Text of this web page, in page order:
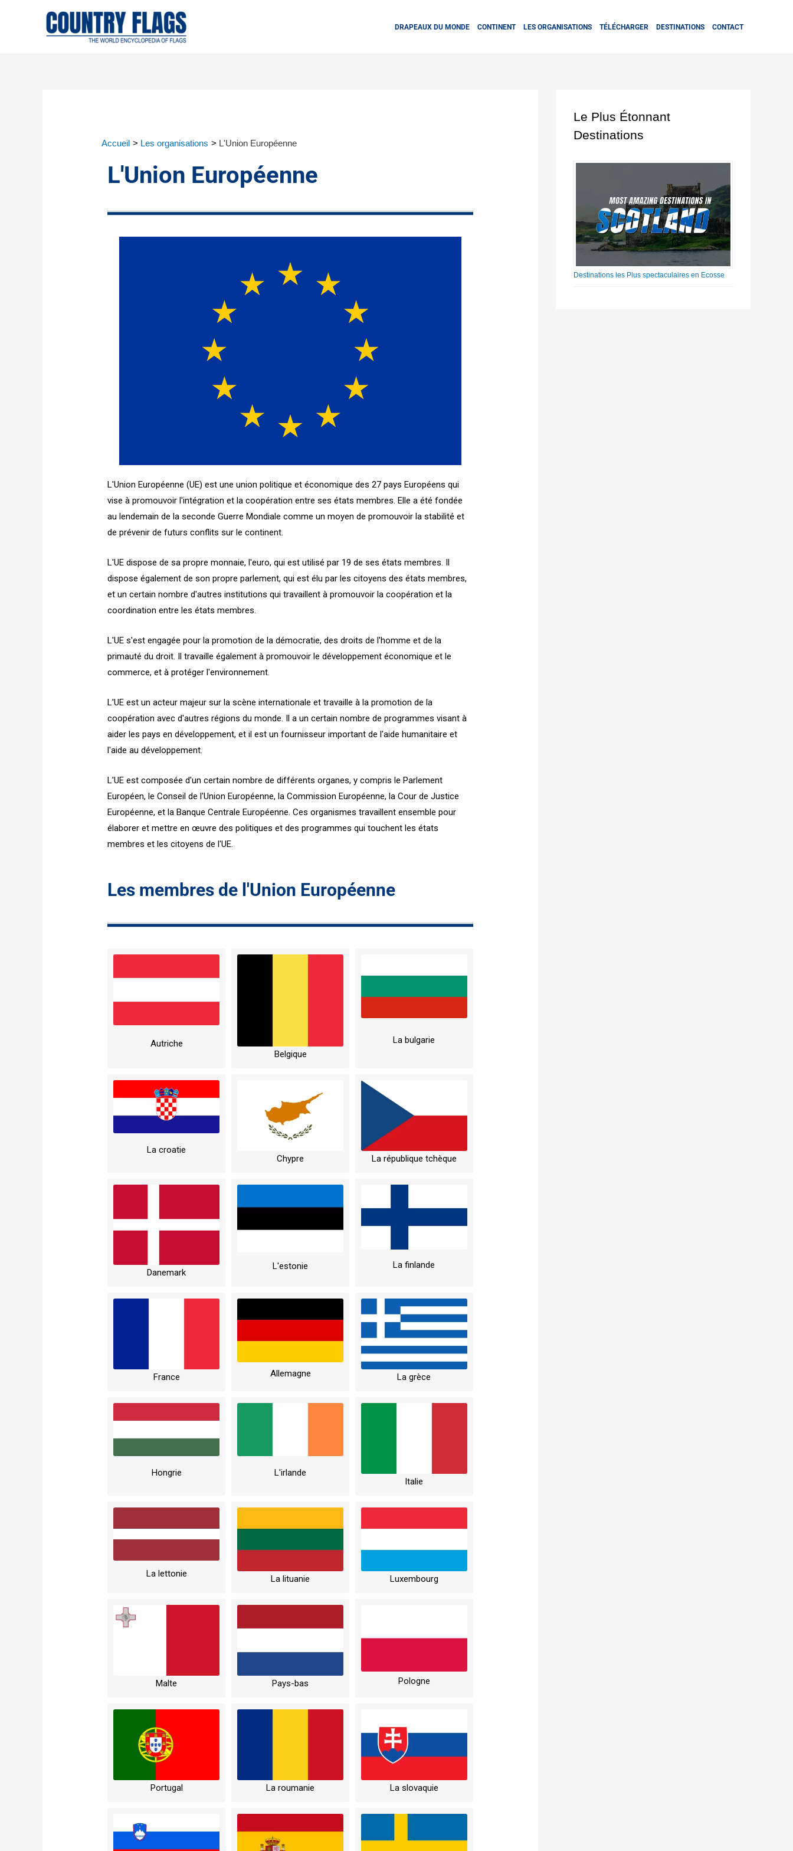
DRAPEAUX DU MONDE CONTINENT LES ORGANISATIONS TÉLÉCHARGER DESTINATIONS CONTACT
Accueil Les organisations L'Union Européenne
L'Union Européenne
L'Union Européenne (UE) est une union politique et économique des 27 pays Européens qui
vise à promouvoir l'intégration et la coopération entre ses états membres. Elle a été fondée
au lendemain de la seconde Guerre Mondiale comme un moyen de promouvoir la stabilité et
de prévenir de futurs conflits sur le continent.
L'UE dispose de sa propre monnaie, l'euro, qui est utilisé par 19 de ses états membres. Il
dispose également de son propre parlement, qui est élu par les citoyens des états membres,
et un certain nombre d'autres institutions qui travaillent à promouvoir la coopération et la
coordination entre les états membres.
L'UE s'est engagée pour la promotion de la démocratie, des droits de l'homme et de la
primauté du droit. Il travaille également à promouvoir le développement économique et le
commerce, et à protéger l'environnement.
L'UE est un acteur majeur sur la scène internationale et travaille à la promotion de la
coopération avec d'autres régions du monde. Il a un certain nombre de programmes visant à
aider les pays en développement, et il est un fournisseur important de l'aide humanitaire et
l'aide au développement.
L'UE est composée d'un certain nombre de différents organes, y compris le Parlement
Européen, le Conseil de l'Union Européenne, la Commission Européenne, la Cour de Justice
Européenne, et la Banque Centrale Européenne. Ces organismes travaillent ensemble pour
élaborer et mettre en œuvre des politiques et des programmes qui touchent les états
membres et les citoyens de l'UE.
Les membres de l'Union Européenne
Autriche
Belgique
La bulgarie
La croatie
Chypre
La république tchèque
Danemark
L'estonie La finlande
France Allemagne La grèce
Hongrie
L'irlande
Italie
La lettonie La lituanie Luxembourg
Malte Pays-bas Pologne
Portugal La roumanie La slovaquie
Le Plus Étonnant
Destinations
Destinations les Plus spectaculaires en Ecosse